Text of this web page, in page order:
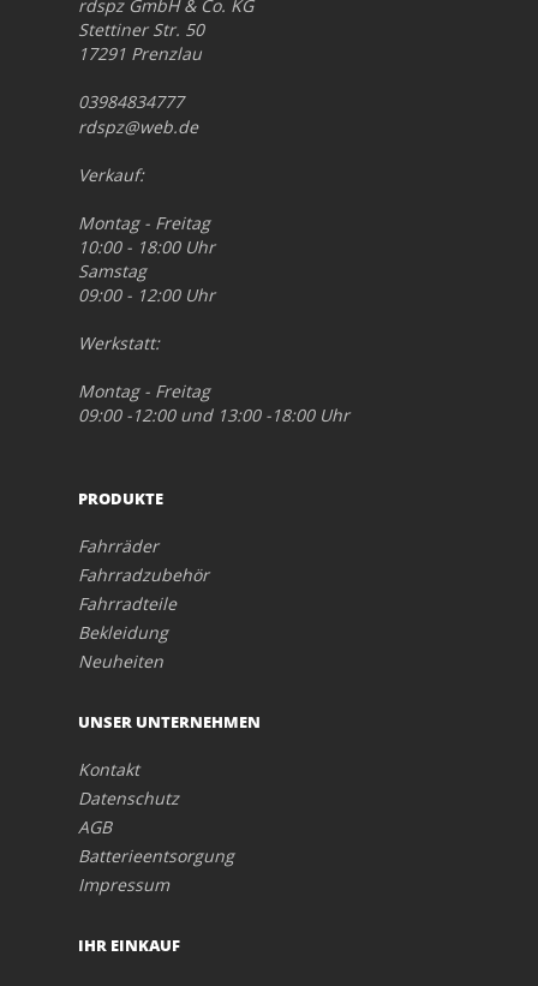
rdspz GmbH & Co. KG
Stettiner Str. 50
17291 Prenzlau
03984834777
rdspz@web.de
Verkauf:
Montag - Freitag
10:00 - 18:00 Uhr
Samstag
09:00 - 12:00 Uhr
Werkstatt:
Montag - Freitag
09:00 -12:00 und 13:00 -18:00 Uhr
PRODUKTE
Fahrräder
Fahrradzubehör
Fahrradteile
Bekleidung
Neuheiten
UNSER UNTERNEHMEN
Kontakt
Datenschutz
AGB
Batterieentsorgung
Impressum
IHR EINKAUF